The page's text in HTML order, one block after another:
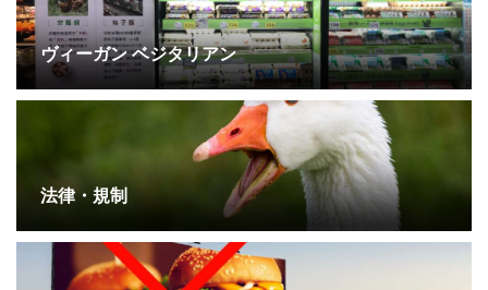
ヴィーガン ベジタリアン
法律・規制